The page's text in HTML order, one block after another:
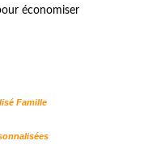
économiser
Famille